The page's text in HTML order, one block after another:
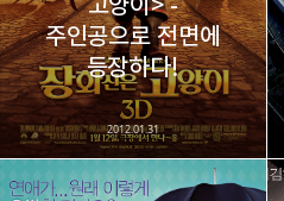
카카오스토리 밴드
주인공으로 전면에
등장하다!
2012.01.31